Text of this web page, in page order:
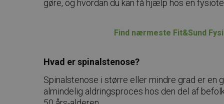
gøre, og hvordan du kan få hjælp hos en
Find nærmeste Fit&Sund
Hvad er spinalstenose?
Spinalstenose i større eller mindre grad er en
almindelig aldringsproces hos den del af